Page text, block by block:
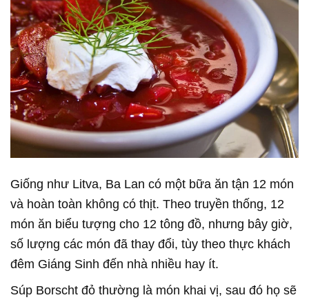
Giống như Litva, Ba Lan có một bữa ăn tận 12 món
và hoàn toàn không có thịt. Theo truyền thống, 12
món ăn biểu tượng cho 12 tông đồ, nhưng bây giờ,
số lượng các món đã thay đổi, tùy theo thực khách
đêm Giáng Sinh đến nhà nhiều hay ít.
Súp Borscht đỏ thường là món khai vị, sau đó họ sẽ